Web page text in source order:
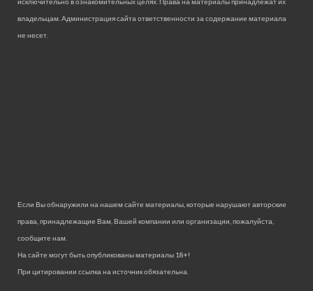
владельцам. Администрация сайта ответственности за содержание материала
не несет.
Если Вы обнаружили на нашем сайте материалы, которые нарушают авторские
права, принадлежащие Вам, Вашей компании или организации, пожалуйста,
сообщите нам.
На сайте могут быть опубликованы материалы 18+!
При цитировании ссылка на источник обязательна.